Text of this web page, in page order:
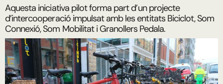
Aquesta iniciativa pilot forma part d’un projecte
d’intercooperació impulsat amb les entitats Biciclot, Som
Connexió, Som Mobilitat i Granollers Pedala.